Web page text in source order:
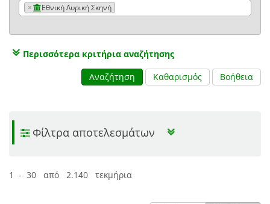
× Εθνική Λυρική Σκηνή
Περισσότερα κριτήρια αναζήτησης
Αναζήτηση
Καθαρισμός Βοήθεια
Φίλτρα αποτελεσμάτων
1 - 30 από 2.140 τεκμήρια